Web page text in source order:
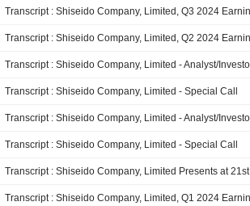
Transcript : Shiseido Company, Limited, Q3 2024
Transcript : Shiseido Company, Limited, Q2 2024
Transcript : Shiseido Company, Limited - Analyst/
Transcript : Shiseido Company, Limited - Special Call
Transcript : Shiseido Company, Limited - Analyst/
Transcript : Shiseido Company, Limited - Special Call
Transcript : Shiseido Company, Limited, Q1 2024